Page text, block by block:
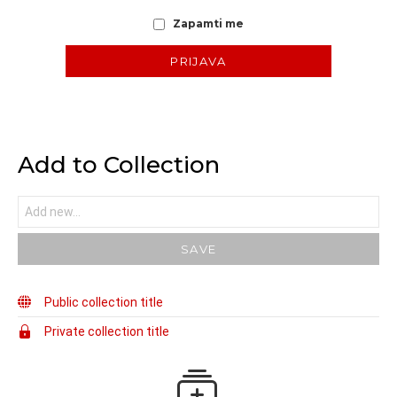
Zapamti me
Add to Collection
Public collection title
Private collection title